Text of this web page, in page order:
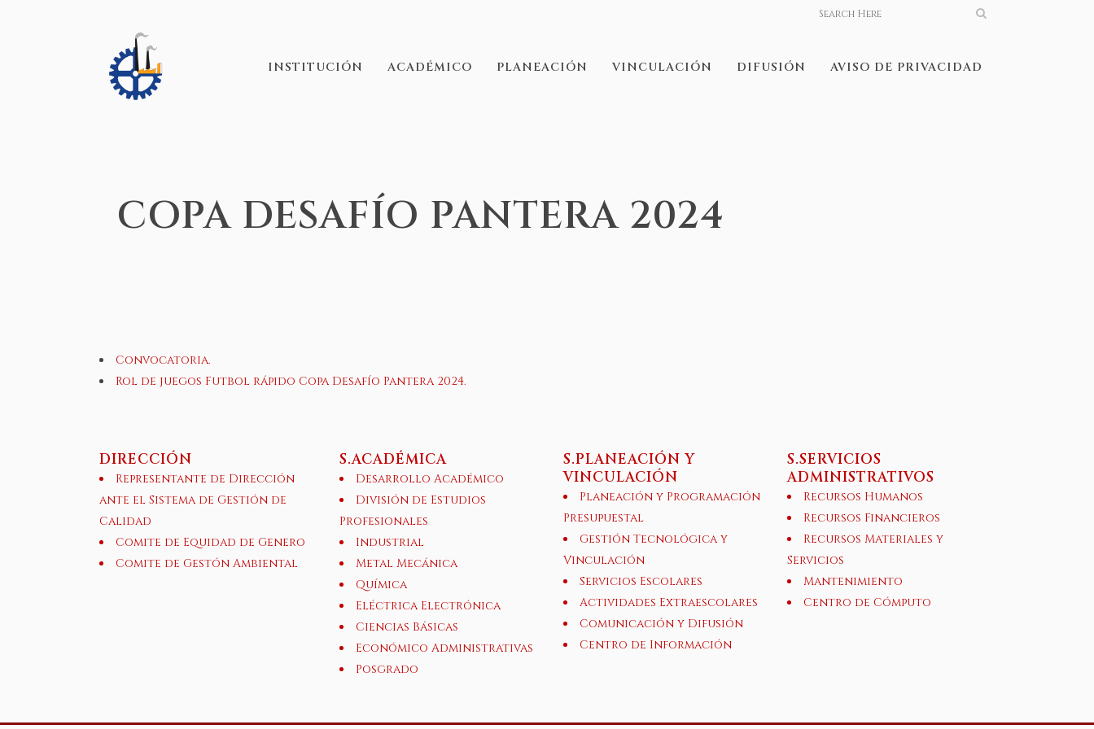
INSTITUCIÓN ACADÉMICO PLANEACIÓN VINCULACIÓN DIFUSIÓN AVISO DE PRIVACIDAD
COPA DESAFÍO PANTERA 2024
Convocatoria.
Rol de juegos Futbol rápido Copa Desafío Pantera 2024.
DIRECCIÓN
Representante de Dirección
ante el Sistema de Gestión de
Calidad
Comite de Equidad de Genero
Comite de Gestón Ambiental
S.ACADÉMICA
Desarrollo Académico
División de Estudios
Profesionales
Industrial
Metal Mecánica
Química
Eléctrica Electrónica
Ciencias Básicas
Económico Administrativas
Posgrado
S.PLANEACIÓN Y
VINCULACIÓN
Planeación y Programación
Presupuestal
Gestión Tecnológica y
Vinculación
Servicios Escolares
Actividades Extraescolares
Comunicación y Difusión
Centro de Información
S.SERVICIOS
ADMINISTRATIVOS
Recursos Humanos
Recursos Financieros
Recursos Materiales y
Servicios
Mantenimiento
Centro de Cómputo